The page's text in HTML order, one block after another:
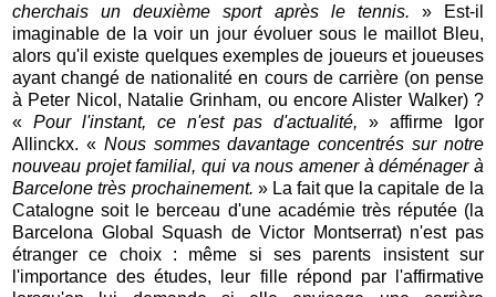
cherchais un deuxième sport après le tennis. » Est-il
imaginable de la voir un jour évoluer sous le maillot Bleu,
alors qu'il existe quelques exemples de joueurs et joueuses
ayant changé de nationalité en cours de carrière (on pense
à Peter Nicol, Natalie Grinham, ou encore Alister Walker) ?
«Pour l'instant, ce n'est pas d'actualité, » affirme Igor
Allinckx. « Nous sommes davantage concentrés sur notre
nouveau projet familial, qui va nous amener à déménager à
Barcelone très prochainement. » La fait que la capitale de la
Catalogne soit le berceau d'une académie très réputée (la
Barcelona Global Squash de Victor Montserrat) n'est pas
étranger ce choix : même si ses parents insistent sur
l'importance des études, leur fille répond par l'affirmative